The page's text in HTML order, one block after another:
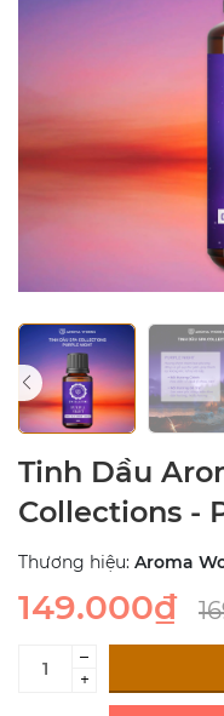
Tinh Dầu
Collections -
Thương hiệu: Aroma
149.000₫
–
+